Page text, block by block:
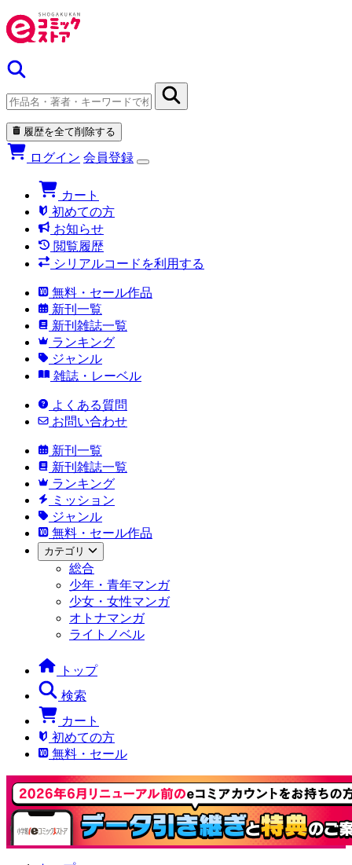
履歴を全て削除する
ログイン 会員登録
カート
初めての方
お知らせ
閲覧履歴
シリアルコードを利用する
無料・セール作品
新刊一覧
新刊雑誌一覧
ランキング
ジャンル
雑誌・レーベル
よくある質問
お問い合わせ
新刊一覧
新刊雑誌一覧
ランキング
ミッション
ジャンル
無料・セール作品
カテゴリ
総合
少年・青年マンガ
少女・女性マンガ
オトナマンガ
ライトノベル
トップ
検索
カート
初めての方
無料・セール